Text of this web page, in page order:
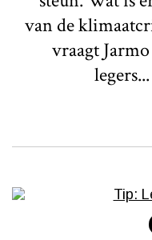
van de
vraagt
legers...